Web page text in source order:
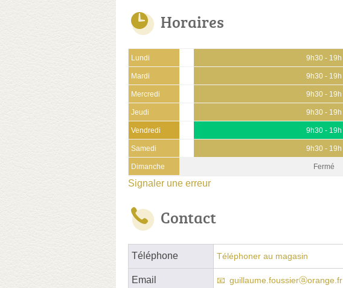
Horaires
Lundi 9h30 - 19h
Mardi 9h30 - 19h
Mercredi 9h30 - 19h
Jeudi 9h30 - 19h
Vendredi 9h30 - 19h
Samedi 9h30 - 19h
Dimanche Fermé
Signaler une erreur
Contact
Téléphone Téléphoner au magasin
Email guillaume.foussierⓐorange.fr